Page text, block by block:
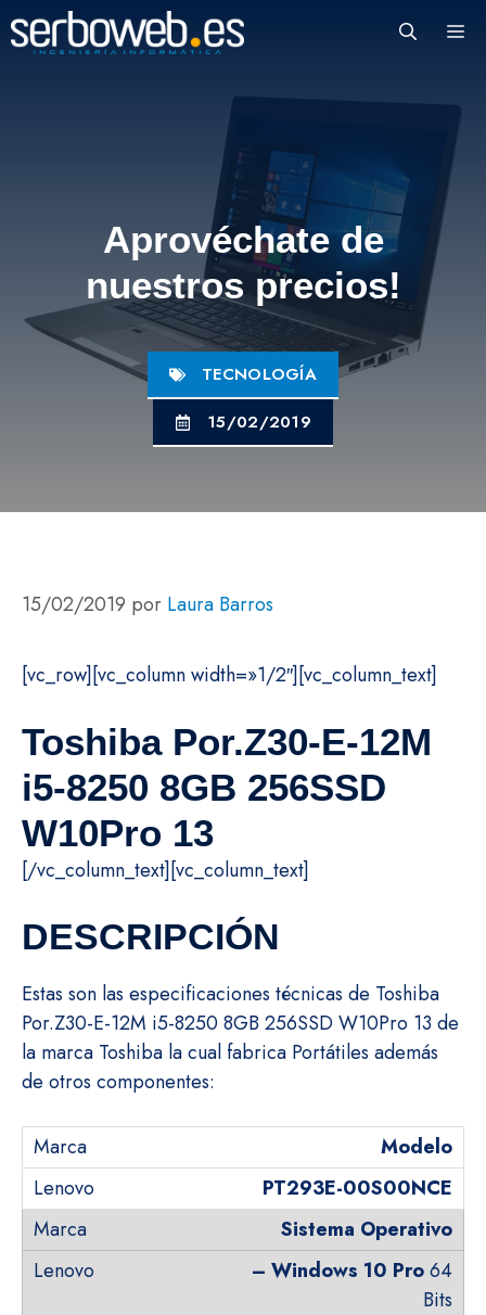
Saltar
al
Aprovéchate de
nuestros precios!
TECNOLOGÍA
15/02/2019
15/02/2019 por Laura Barros
[vc_row][vc_column width=»1/2″][vc_column_text]
Toshiba Por.Z30-E-12M
i5-8250 8GB 256SSD
W10Pro 13
[/vc_column_text][vc_column_text]
DESCRIPCIÓN
Estas son las especificaciones técnicas de Toshiba
Por.Z30-E-12M i5-8250 8GB 256SSD W10Pro 13 de
la marca Toshiba la cual fabrica Portátiles además
de otros componentes:
Modelo
PT293E-00S00NCE
Sistema Operativo
– Windows 10 Pro64
Bits